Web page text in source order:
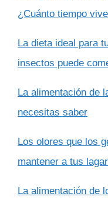
¿Cuánto tiempo
La dieta ideal para
insectos puede
La alimentación de
necesitas saber
Los olores que los
mantener a tus
La alimentación de